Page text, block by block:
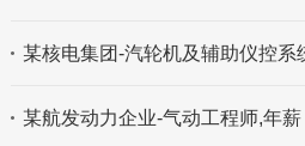
某核电集团-汽轮机及辅助仪控系
某航发动力企业-气动工程师,年